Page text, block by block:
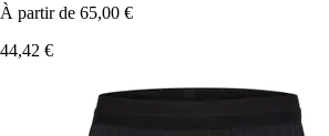
À partir de 65,00 €
44,42 €